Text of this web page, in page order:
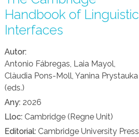
Handbook of Linguistic
Interfaces
Autor
Antonio Fábregas, Laia Mayol,
Clàudia Pons-Moll, Yanina Prystauka
(eds.)
Any 2026
Lloc Cambridge (Regne Unit)
Editorial Cambridge University Press